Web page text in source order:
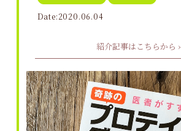
Date:2020.06.04
紹介記事はこちらから ›